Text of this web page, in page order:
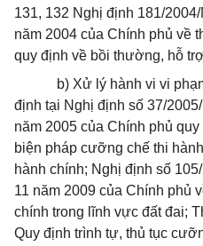
131, 132 Nghị định 181/
năm 2004 của Chính phủ về
quy định về bồi thường, hỗ
b) Xử lý hành vi vi
định tại Nghị định số 37/
năm 2005 của Chính phủ
biện pháp cưỡng chế thi
hành chính; Nghị định số
11 năm 2009 của Chính phủ
chính trong lĩnh vực đất đai;
Quy định trình tự, thủ tục